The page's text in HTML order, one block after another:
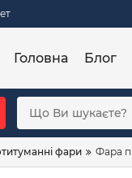
Головна Блог
фари Фара